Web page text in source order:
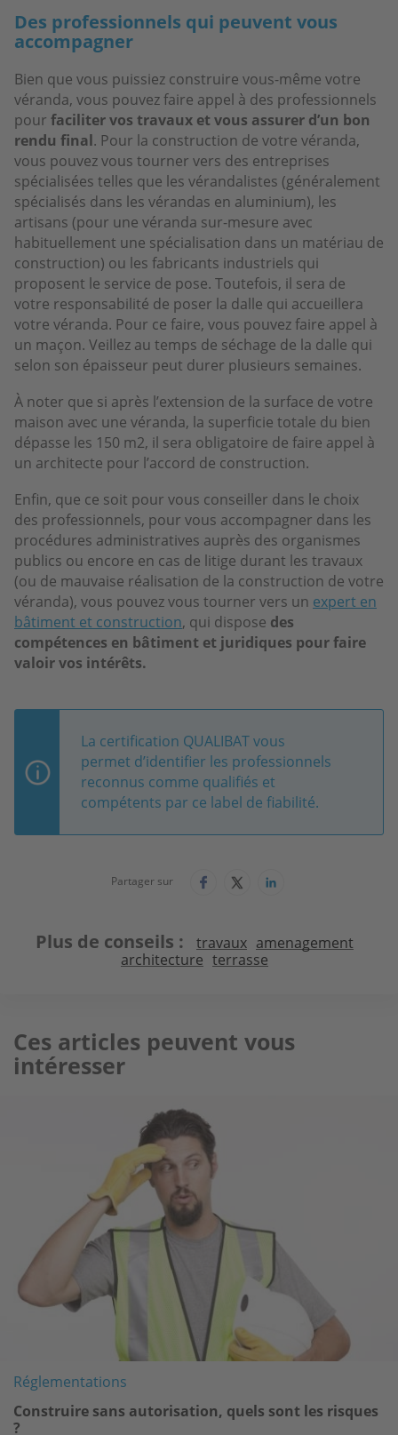
Des professionnels qui peuvent vous
accompagner
Bien que vous puissiez construire vous-même votre
véranda, vous pouvez faire appel à des professionnels
pour faciliter vos travaux et vous assurer d’un bon
rendu final. Pour la construction de votre véranda,
vous pouvez vous tourner vers des entreprises
spécialisées telles que les vérandalistes (généralement
spécialisés dans les vérandas en aluminium), les
artisans (pour une véranda sur-mesure avec
habituellement une spécialisation dans un matériau de
construction) ou les fabricants industriels qui
proposent le service de pose. Toutefois, il sera de
votre responsabilité de poser la dalle qui accueillera
votre véranda. Pour ce faire, vous pouvez faire appel à
un maçon. Veillez au temps de séchage de la dalle qui
selon son épaisseur peut durer plusieurs semaines.
À noter que si après l’extension de la surface de votre
maison avec une véranda, la superficie totale du bien
dépasse les 150 m2, il sera obligatoire de faire appel à
un architecte pour l’accord de construction.
Enfin, que ce soit pour vous conseiller dans le choix
des professionnels, pour vous accompagner dans les
procédures administratives auprès des organismes
publics ou encore en cas de litige durant les travaux
(ou de mauvaise réalisation de la construction de votre
véranda), vous pouvez vous tourner vers un expert en
bâtiment et construction, qui dispose des
compétences en bâtiment et juridiques pour faire
valoir vos intérêts.
La certification QUALIBAT vous
permet d’identifier les professionnels
reconnus comme qualifiés et
compétents par ce label de fiabilité.
Partager sur
Plus de conseils travaux amenagement
architecture terrasse
Ces articles peuvent vous
intéresser
Réglementations
Construire sans autorisation, quels sont les risques
?